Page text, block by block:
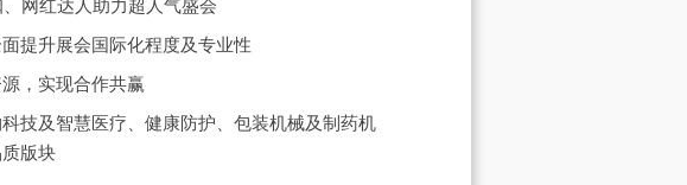
网红达人助力超人气盛会
提升展会国际化程度及专业性
，实现合作共赢
技及智慧医疗、健康防护、包装机械及制药机
版块